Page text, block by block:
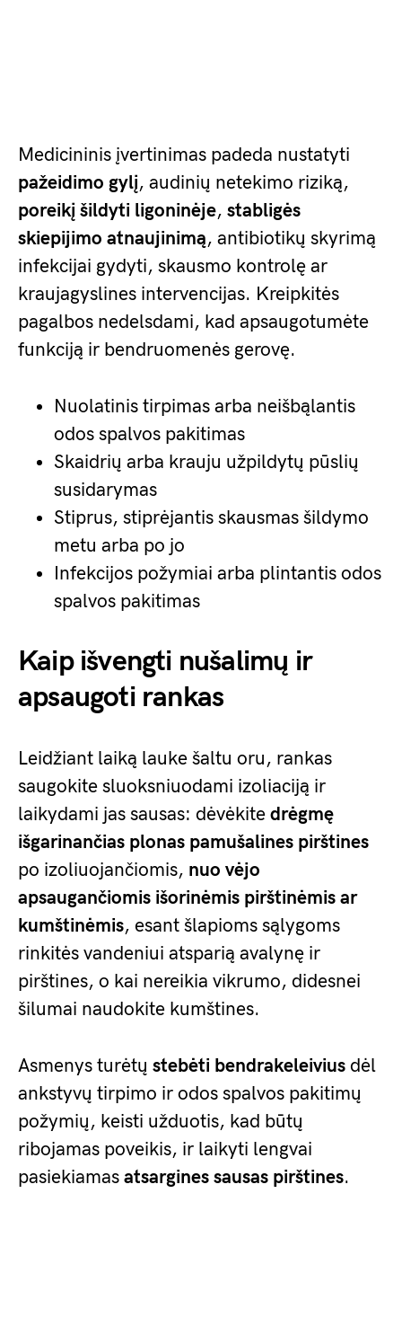
Medicininis įvertinimas padeda nustatyti
pažeidimo gylį, audinių netekimo riziką,
poreikį šildyti ligoninėje, stabligės
skiepijimo atnaujinimą, antibiotikų skyrimą
infekcijai gydyti, skausmo kontrolę ar
kraujagyslines intervencijas. Kreipkitės
pagalbos nedelsdami, kad apsaugotumėte
funkciją ir bendruomenės gerovę.
Nuolatinis tirpimas arba neišbąlantis
odos spalvos pakitimas
Skaidrių arba krauju užpildytų pūslių
susidarymas
Stiprus, stiprėjantis skausmas šildymo
metu arba po jo
Infekcijos požymiai arba plintantis odos
spalvos pakitimas
Kaip išvengti nušalimų ir
apsaugoti rankas
Leidžiant laiką lauke šaltu oru, rankas
saugokite sluoksniuodami izoliaciją ir
laikydami jas sausas: dėvėkite drėgmę
išgarinančias plonas pamušalines pirštines
po izoliuojančiomis, nuo vėjo
apsaugančiomis išorinėmis pirštinėmis ar
kumštinėmis, esant šlapioms sąlygoms
rinkitės vandeniui atsparią avalynę ir
pirštines, o kai nereikia vikrumo, didesnei
šilumai naudokite kumštines.
Asmenys turėtų stebėti bendrakeleivius dėl
ankstyvų tirpimo ir odos spalvos pakitimų
požymių, keisti užduotis, kad būtų
ribojamas poveikis, ir laikyti lengvai
pasiekiamas atsargines sausas pirštines.